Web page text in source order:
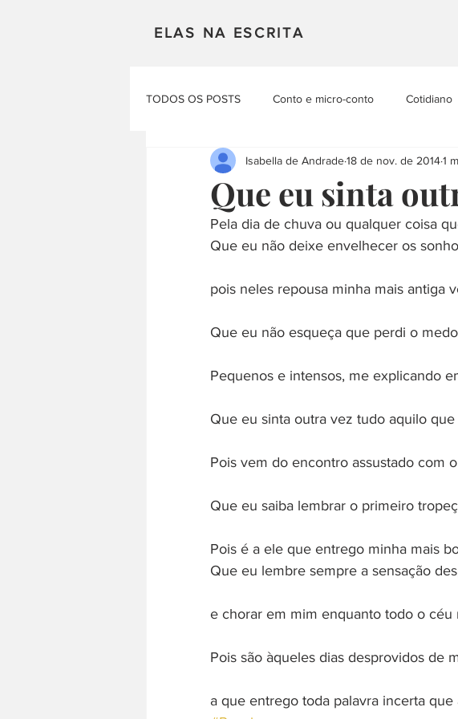
ELAS NA ESCRITA
TODOS OS POSTS Conto e micro-conto Cotidiano
Mulheres em Cena Poesia Projetos Literarios
Materias Literarias Produçao Autoral
Que eu sinta
Isabella de Andrade18 de nov. de 20141
Pela dia de chuva ou qualquer coisa
Que eu não deixe envelhecer os
pois neles repousa minha mais antiga
Que eu não esqueça que perdi o
Pequenos e intensos, me explicando
Que eu sinta outra vez tudo aquilo
Pois vem do encontro assustado com
Que eu saiba lembrar o primeiro
Pois é a ele que entrego minha mais
Que eu lembre sempre a sensação
e chorar em mim enquanto todo o céu
Pois são àqueles dias desprovidos de
a que entrego toda palavra incerta